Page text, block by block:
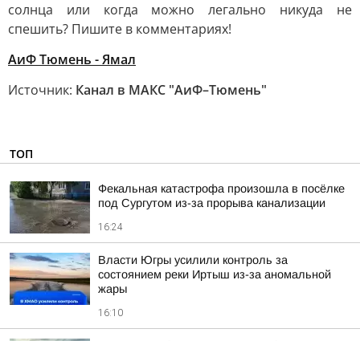
солнца или когда можно легально никуда не
спешить? Пишите в комментариях!
АиФ Тюмень - Ямал
Источник: Канал в МАКС "АиФ–Тюмень"
ТОП
Фекальная катастрофа произошла в посёлке
под Сургутом из-за прорыва канализации
16:24
Власти Югры усилили контроль за
состоянием реки Иртыш из-за аномальной
жары
16:10